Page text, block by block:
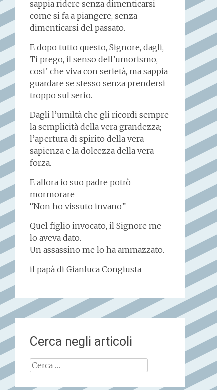
sappia ridere senza dimenticarsi
come si fa a piangere, senza
dimenticarsi del passato.
E dopo tutto questo, Signore, dagli,
Ti prego, il senso dell’umorismo,
cosi’ che viva con serietà, ma sappia
guardare se stesso senza prendersi
troppo sul serio.
Dagli l’umiltà che gli ricordi sempre
la semplicità della vera grandezza;
l’apertura di spirito della vera
sapienza e la dolcezza della vera
forza.
E allora io suo padre potrò
mormorare
“Non ho vissuto invano”
Quel figlio invocato, il Signore me
lo aveva dato.
Un assassino me lo ha ammazzato.
il papà di Gianluca Congiusta
Cerca negli articoli
Ricerca